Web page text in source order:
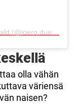
A post shared by Kunstatelier Jörg Düsterwald (@joerg.duesterwald_art)
olla vähän
väriensä
naisen?